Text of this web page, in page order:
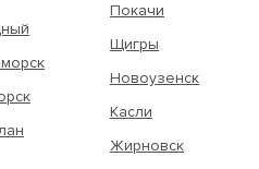
Покачи
Щигры
Новоузенск
Касли
Жирновск